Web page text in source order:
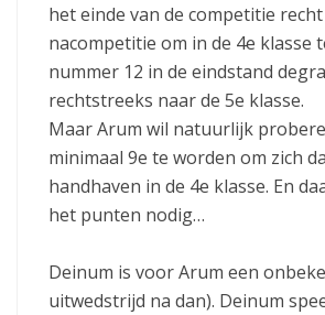
het einde van de competitie
nacompetitie om in de 4e klasse
nummer 12 in de eindstand
rechtstreeks naar de 5e klasse.
Maar Arum wil natuurlijk
minimaal 9e te worden om zich
handhaven in de 4e klasse. En
het punten nodig…
Deinum is voor Arum een
uitwedstrijd na dan). Deinum